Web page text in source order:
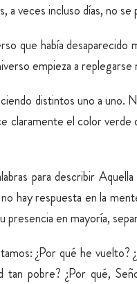
a veces incluso días, no
que había
empieza a
distintos uno a uno.
claramente el color verde
para describir
hay respuesta en la
presencia en mayoría,
¿Por qué he vuelto?
tan pobre? ¿Por qué,